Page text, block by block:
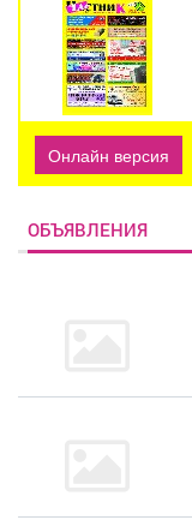
Онлайн версия
ОБЪЯВЛЕНИЯ